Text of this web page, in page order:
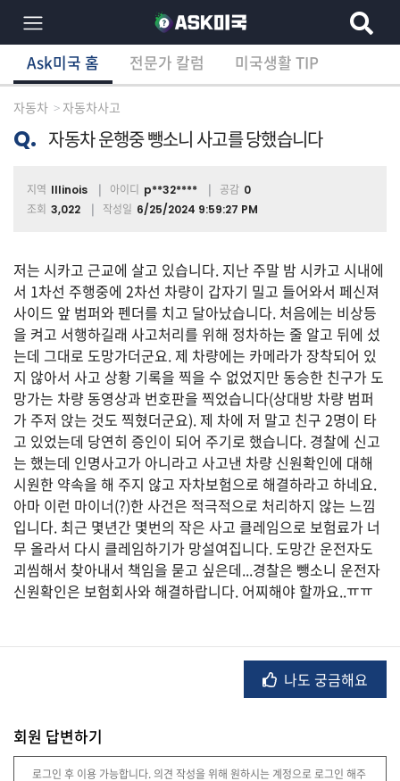
×
분
별
상
담
체
이
민/
비
자
법
률
주
택/
부
재
테
크
Ask미국 홈 전문가 칼럼 미국생활 TIP
Ask미국 홈 전문가 칼럼 미국생활 TIP
자동차 자동차사고
Q. 자동차 운행중 뺑소니 사고를 당했습니다
지역 Illinois 아이디 p**32**** 공감 0
조회 3,022 작성일 6/25/2024 9:59:27 PM
저는 시카고 근교에 살고 있습니다. 지난 주말 밤 시카고 시내에
서 1차선 주행중에 2차선 차량이 갑자기 밀고 들어와서 페신져
사이드 앞 범퍼와 펜더를 치고 달아났습니다. 처음에는 비상등
을 켜고 서행하길래 사고처리를 위해 정차하는 줄 알고 뒤에 섰
는데 그대로 도망가더군요. 제 차량에는 카메라가 장착되어 있
지 않아서 사고 상황 기록을 찍을 수 없었지만 동승한 친구가 도
망가는 차량 동영상과 번호판을 찍었습니다(상대방 차량 범퍼
가 주저 앉는 것도 찍혔더군요). 제 차에 저 말고 친구 2명이 타
고 있었는데 당연히 증인이 되어 주기로 했습니다. 경찰에 신고
는 했는데 인명사고가 아니라고 사고낸 차량 신원확인에 대해
시원한 약속을 해 주지 않고 자차보험으로 해결하라고 하네요.
아마 이런 마이너(?)한 사건은 적극적으로 처리하지 않는 느낌
입니다. 최근 몇년간 몇번의 작은 사고 클레임으로 보험료가 너
무 올라서 다시 클레임하기가 망설여집니다. 도망간 운전자도
괴씸해서 찾아내서 책임을 묻고 싶은데...경찰은 뺑소니 운전자
신원확인은 보험회사와 해결하랍니다. 어찌해야 할까요..ㅠㅠ
나도 궁금해요
회원 답변하기